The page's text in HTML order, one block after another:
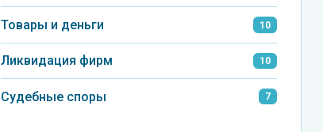
Товары и деньги 10
Ликвидация фирм 10
Судебные споры 7